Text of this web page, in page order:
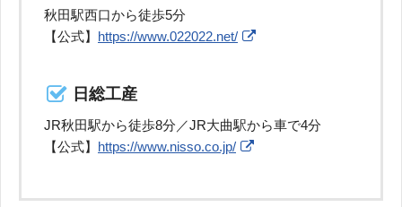
秋田駅西口から徒歩5分
【公式】 https://www.022022.net/
日総工産
JR秋田駅から徒歩8分／JR大曲駅から車で4分
【公式】 https://www.nisso.co.jp/